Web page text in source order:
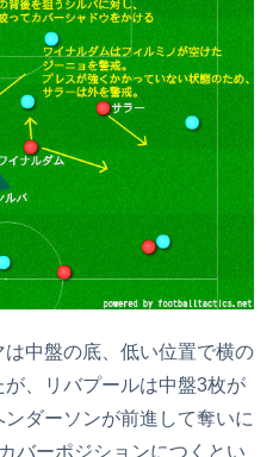
中盤の底、低い位置で横の
、リバプールは中盤3枚が
ダーソンが前進して奪いに
バーポジションにつくとい